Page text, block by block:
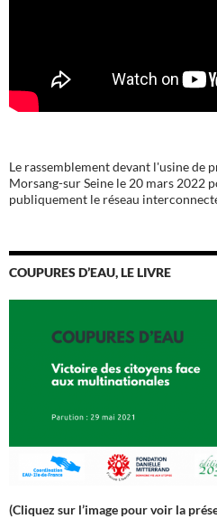
Le rassemblement devant l'usine de
Morsang-sur Seine le 20 mars 2022
publiquement le réseau
COUPURES D’EAU, LE LIVRE
(Cliquez sur l’image pour voir la